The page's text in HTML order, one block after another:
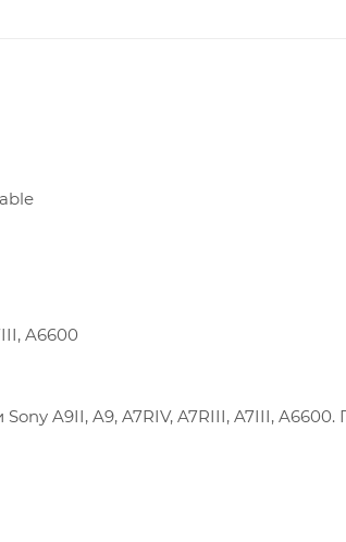
A6600
A9II, A9, A7RIV, A7RIII, A7III,